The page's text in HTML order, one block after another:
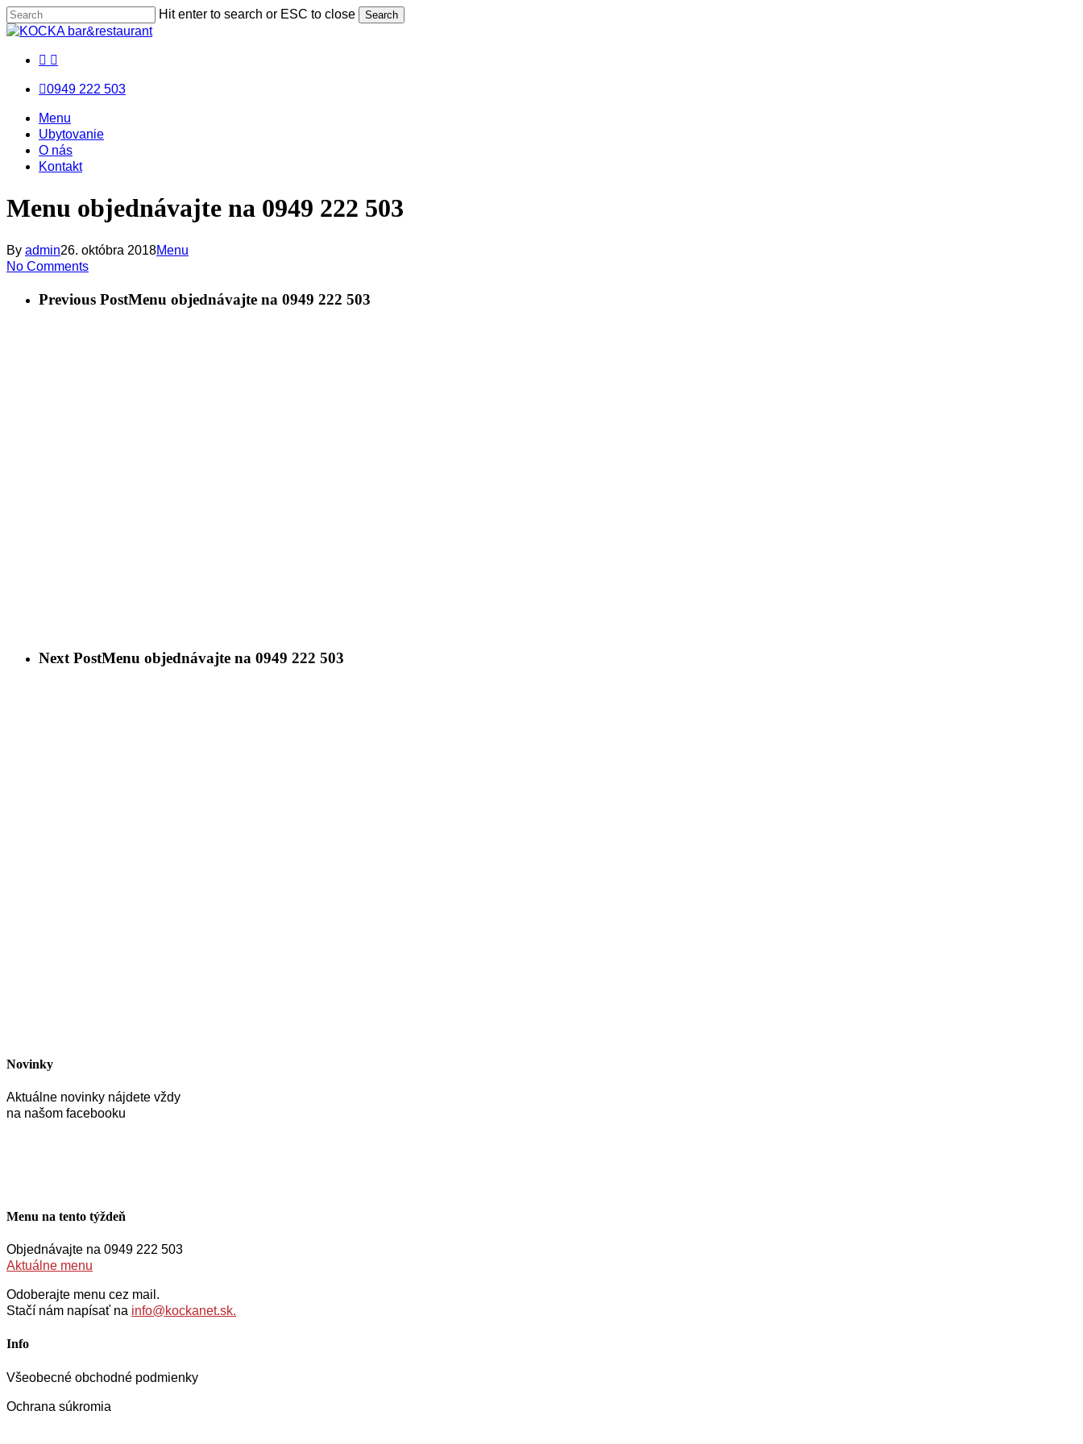
Skip
to
content
Hit enter to search or ESC to close Search
Close
facebook
messenger
email
0949 222 503
Menu
Menu
Menu
Ubytovanie
O nás
Kontakt
Menu objednávajte na 0949 222 503
By admin26. októbra 2018Menu
No Comments
Previous PostMenu objednávajte na 0949 222 503
Next PostMenu objednávajte na 0949 222 503
Novinky
Aktuálne novinky nájdete vždy
na našom facebooku
Menu na tento týždeň
Objednávajte na 0949 222 503
Aktuálne menu
Odoberajte menu cez mail.
Stačí nám napísať na info@kockanet.sk.
Info
Všeobecné obchodné podmienky
Ochrana súkromia